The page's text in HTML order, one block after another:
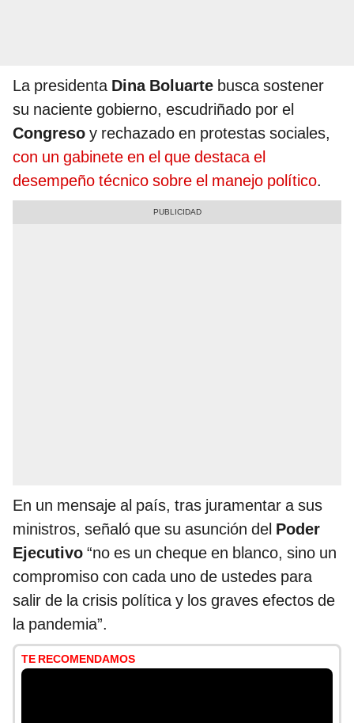
La presidenta Dina Boluarte busca sostener
su naciente gobierno, escudriñado por el
Congreso y rechazado en protestas sociales,
con un gabinete en el que destaca el
desempeño técnico sobre el manejo político.
En un mensaje al país, tras juramentar a sus
ministros, señaló que su asunción del Poder
Ejecutivo “no es un cheque en blanco, sino un
compromiso con cada uno de ustedes para
salir de la crisis política y los graves efectos de
la pandemia”.
TE RECOMENDAMOS